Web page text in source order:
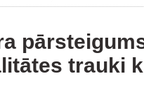
trauki